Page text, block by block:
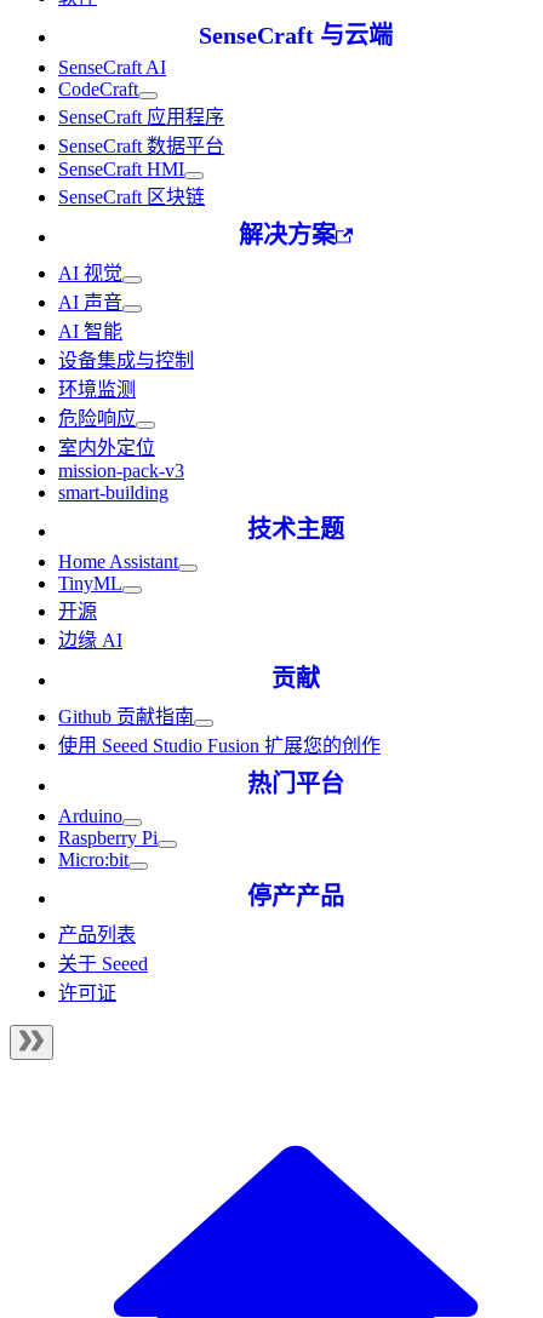
SenseCraft 与云端
SenseCraft AI
CodeCraft
SenseCraft 应用程序
SenseCraft 数据平台
SenseCraft HMI
SenseCraft 区块链
解决方案
AI 视觉
AI 声音
AI 智能
设备集成与控制
环境监测
危险响应
室内外定位
mission-pack-v3
smart-building
技术主题
Home Assistant
TinyML
开源
边缘 AI
贡献
Github 贡献指南
使用 Seeed Studio Fusion 扩展您的创作
热门平台
Arduino
Raspberry Pi
Micro:bit
停产产品
产品列表
关于 Seeed
许可证